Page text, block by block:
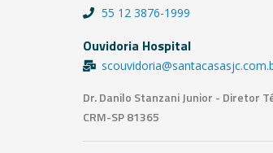
55 12 3876-1999
Ouvidoria Hospital
Dr. Danilo Stanzani Junior - Diretor
CRM-SP 81365